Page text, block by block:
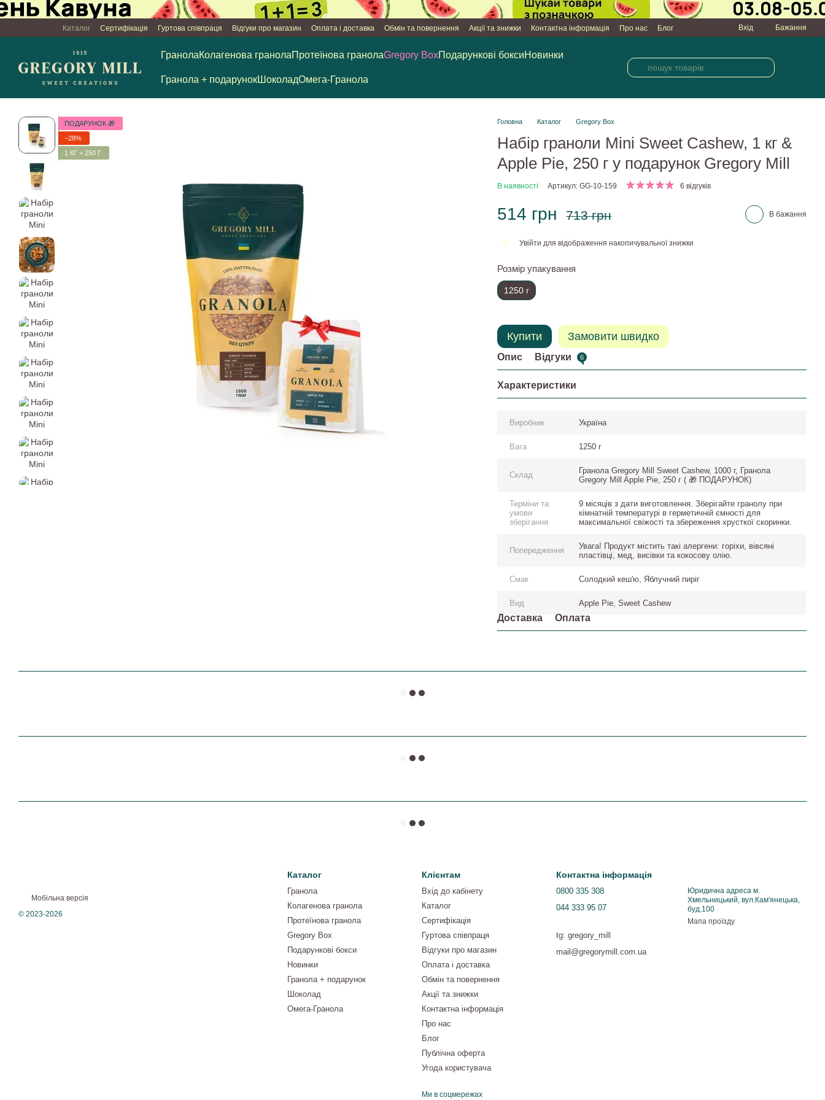
Перейти к основному контенту
Каталог Сертифікація Гуртова співпраця Відгуки про магазин Оплата і доставка Обмін та повернення Акції та знижки Контактна інформація Про нас
Блог
Вхід Бажання
ГранолаКолагенова гранолаПротеїнова гранолаGregory BoxПодарункові боксиНовинки
Гранола + подарунокШоколадОмега-Гранола
ПОДАРУНОК 🎁
−28%
1 КГ + 250 Г
Головна Каталог Gregory Box
Набір граноли Mini Sweet Cashew, 1 кг &
Apple Pie, 250 г у подарунок Gregory Mill
В наявності Артикул: GG-10-159 6 відгуків
514 грн 713 грн В бажання
% Увійти для відображення накопичувальної знижки
Розмір упакування
1250 г
Купити Замовити швидко
Опис Відгуки 6
Характеристики
Виробник Україна
Вага 1250 г
Склад
Гранола Gregory Mill Sweet Cashew, 1000 г, Гранола
Gregory Mill Apple Pie, 250 г ( 🎁 ПОДАРУНОК)
Терміни та
умови
зберігання
9 місяців з дати виготовлення. Зберігайте гранолу при
кімнатній температурі в герметичній ємності для
максимальної свіжості та збереження хрусткої скоринки.
Попередження
Увага! Продукт містить такі алергени: горіхи, вівсяні
пластівці, мед, висівки та кокосову олію.
Смак Солодкий кеш'ю, Яблучний пиріг
Вид Apple Pie, Sweet Cashew
Доставка Оплата
Мобільна версія
© 2023-2026
Каталог
Гранола
Колагенова гранола
Протеїнова гранола
Gregory Box
Подарункові бокси
Новинки
Гранола + подарунок
Шоколад
Омега-Гранола
Клієнтам
Вхід до кабінету
Каталог
Сертифікація
Гуртова співпраця
Відгуки про магазин
Оплата і доставка
Обмін та повернення
Акції та знижки
Контактна інформація
Про нас
Блог
Публічна оферта
Угода користувача
Ми в соцмережах
Контактна інформація
0800 335 308
044 333 95 07
tg: gregory_mill
mail@gregorymill.com.ua
Юридична адреса м.
Хмельницький, вул.Кам'янецька,
буд.100
Мапа проїзду